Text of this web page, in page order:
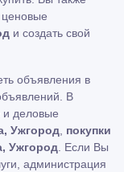
и создать свой
объявления в
В
и деловые
Ужгород, покупки
Ужгород. Если Вы
администрация